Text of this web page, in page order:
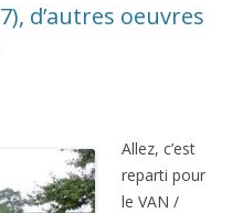
d’autres oeuvres
Allez, c’est
reparti pour
le VAN /